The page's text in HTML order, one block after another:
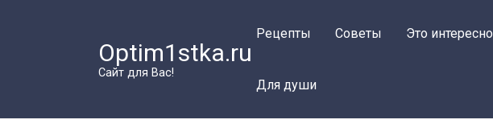
Optim1stka.ru
Сайт для Вас!
Рецепты Советы Это интересно
Для души